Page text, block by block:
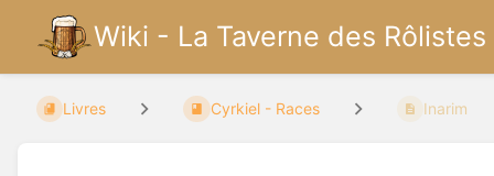
Wiki - La Taverne des Rôlistes
Livres Cyrkiel - Races Inarim